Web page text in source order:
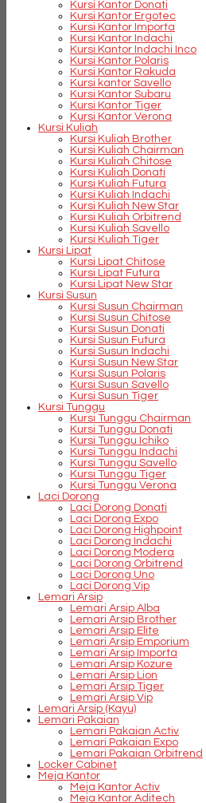
Kursi Kantor Donati
Kursi Kantor Ergotec
Kursi Kantor Importa
Kursi Kantor Indachi
Kursi Kantor Indachi Inco
Kursi Kantor Polaris
Kursi Kantor Rakuda
Kursi kantor Savello
Kursi Kantor Subaru
Kursi Kantor Tiger
Kursi Kantor Verona
Kursi Kuliah
Kursi Kuliah Brother
Kursi Kuliah Chairman
Kursi Kuliah Chitose
Kursi Kuliah Donati
Kursi Kuliah Futura
Kursi Kuliah Indachi
Kursi Kuliah New Star
Kursi Kuliah Orbitrend
Kursi Kuliah Savello
Kursi Kuliah Tiger
Kursi Lipat
Kursi Lipat Chitose
Kursi Lipat Futura
Kursi Lipat New Star
Kursi Susun
Kursi Susun Chairman
Kursi Susun Chitose
Kursi Susun Donati
Kursi Susun Futura
Kursi Susun Indachi
Kursi Susun New Star
Kursi Susun Polaris
Kursi Susun Savello
Kursi Susun Tiger
Kursi Tunggu
Kursi Tunggu Chairman
Kursi Tunggu Donati
Kursi Tunggu Ichiko
Kursi Tunggu Indachi
Kursi Tunggu Savello
Kursi Tunggu Tiger
Kursi Tunggu Verona
Laci Dorong
Laci Dorong Donati
Laci Dorong Expo
Laci Dorong Highpoint
Laci Dorong Indachi
Laci Dorong Modera
Laci Dorong Orbitrend
Laci Dorong Uno
Laci Dorong Vip
Lemari Arsip
Lemari Arsip Alba
Lemari Arsip Brother
Lemari Arsip Elite
Lemari Arsip Emporium
Lemari Arsip Importa
Lemari Arsip Kozure
Lemari Arsip Lion
Lemari Arsip Tiger
Lemari Arsip Vip
Lemari Arsip (Kayu)
Lemari Pakaian
Lemari Pakaian Activ
Lemari Pakaian Expo
Lemari Pakaian Orbitrend
Locker Cabinet
Meja Kantor
Meja Kantor Activ
Meja Kantor Aditech